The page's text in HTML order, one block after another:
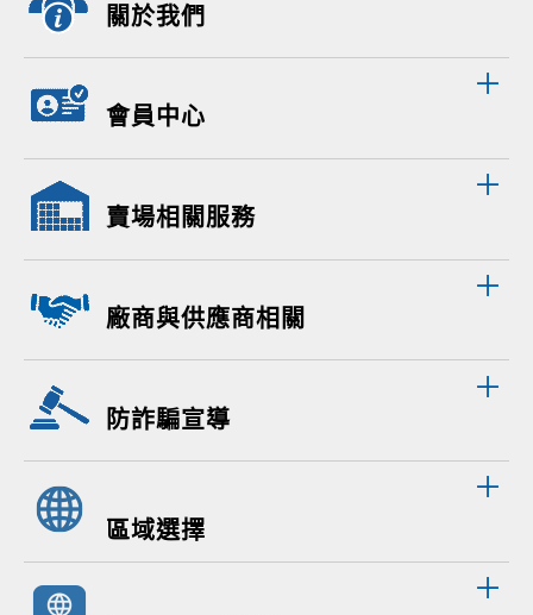
關於我們
會員中心
賣場相關服務
廠商與供應商相關
防詐騙宣導
區域選擇